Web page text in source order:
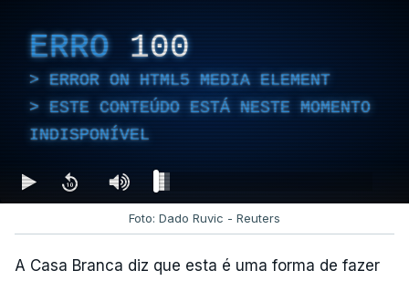
ERRO 100
ERROR ON HTML5 MEDIA ELEMENT
ESTE CONTEÚDO ESTÁ NESTE MOMENTO
INDISPONÍVEL
Foto: Dado Ruvic - Reuters
A Casa Branca diz que esta é uma forma de fazer